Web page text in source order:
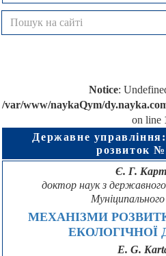
Notice:
/var/www/naykaQym/
on line
Державне
розвиток
Є. Г.
доктор наук з державного
Муніципального
МЕХАНІЗМИ
ЕКОЛОГІЧНОЇ
E. G.